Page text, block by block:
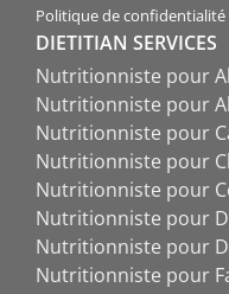
Politique de confidentialité
DIETITIAN SERVICES
Nutritionniste pour
Nutritionniste pour
Nutritionniste pour
Nutritionniste pour
Nutritionniste pour
Nutritionniste pour
Nutritionniste pour
Nutritionniste pour